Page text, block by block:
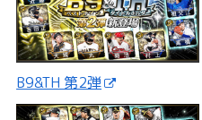
B9&TH 第2弾